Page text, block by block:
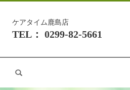
ケアタイム鹿島店
TEL： 0299-82-5661